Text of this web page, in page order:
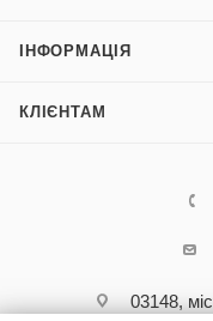
ІНФОРМАЦІЯ
КЛІЄНТАМ
03148,